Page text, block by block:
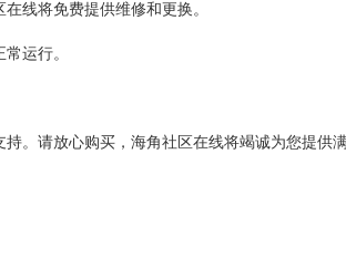
在线将免费提供维修和更换。
运行。
。请放心购买，海角社区在线将竭诚为您提供